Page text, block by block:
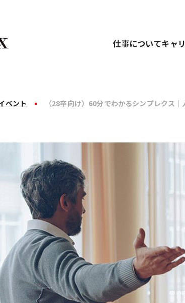
仕事についてキャ
ベント （28卒向け）60分でわかるシンプレクス
客、案件ごとのプロジェクトに分かれて業務を行っています。
目で年収1,000万円。
ンプレクスグループの
クスグループは
テンシャル採用」です。